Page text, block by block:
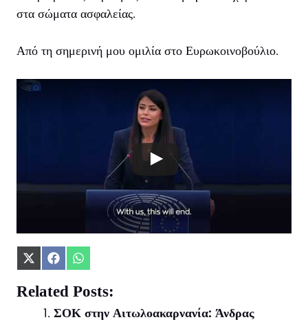
στα σώματα ασφαλείας.
Από τη σημερινή μου ομιλία στο Ευρωκοινοβούλιο.
Share
X
(Twitter)
Share
Facebook
Share
WhatsApp
Related Posts:
ΣΟΚ στην Αιτωλοακαρνανία: Άνδρας